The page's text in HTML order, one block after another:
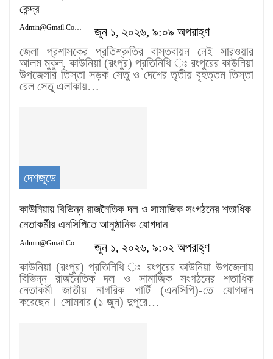
কেন্দ্র
জুন ১, ২০২৬, ৯:০৯ অপরাহ্ণ
জেলা প্রশাসকের প্রতিশ্রুতির বাস্তবায়ন নেই সারওয়ার
আলম মুকুল, কাউনিয়া (রংপুর) প্রতিনিধি ঃ রংপুরের কাউনিয়া
উপজেলার তিস্তা সড়ক সেতু ও দেশের তৃতীয় বৃহত্তম তিস্তা
রেল সেতু এলাকায়…
দেশজুডে
কাউনিয়ায় বিভিন্ন রাজনৈতিক দল ও সামাজিক সংগঠনের শতাধিক
নেতাকর্মীর এনসিপিতে আনুষ্ঠানিক যোগদান
Admin@gmail.com
জুন ১, ২০২৬, ৯:০২ অপরাহ্ণ
কাউনিয়া (রংপুর) প্রতিনিধি ঃ রংপুরের কাউনিয়া উপজেলায়
বিভিন্ন রাজনৈতিক দল ও সামাজিক সংগঠনের শতাধিক
নেতাকর্মী জাতীয় নাগরিক পার্টি (এনসিপি)-তে যোগদান
করেছেন। সোমবার (১ জুন) দুপুরে…